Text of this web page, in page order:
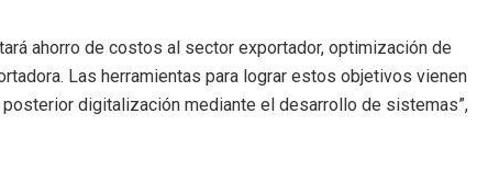
ahorro de costos al sector exportador, optimización de
Las herramientas para lograr estos objetivos vienen
digitalización mediante el desarrollo de sistemas”,